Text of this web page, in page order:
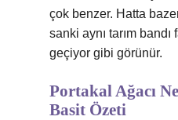
çok benzer. Hatta
sanki aynı tarım bandı
geçiyor gibi görünür.
Portakal Ağacı
Basit Özeti